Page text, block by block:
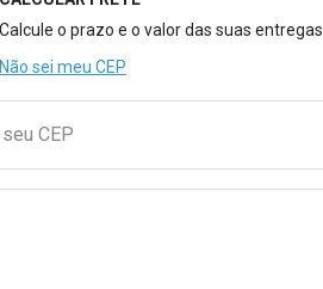
para Calcular o Frete
Calcule o prazo e o valor das suas entregas
Não sei meu CEP
CEP